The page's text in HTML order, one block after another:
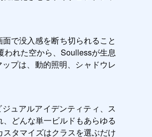
で没入感を断ち切られること
われた空から、Soullessが生息
プは、動的照明、シャドウレ
ュアルアイデンティティ、ス
どんな単一ビルドもあらゆる
タマイズはクラスを選ぶだけ